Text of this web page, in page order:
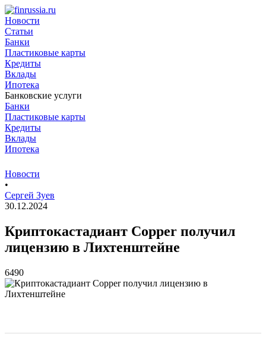
Новости
Статьи
Банки
Пластиковые карты
Кредиты
Вклады
Ипотека
Банковские услуги
Банки
Пластиковые карты
Кредиты
Вклады
Ипотека
Новости
•
Сергей Зуев
30.12.2024
Криптокастадиант Copper получил
лицензию в Лихтенштейне
6490